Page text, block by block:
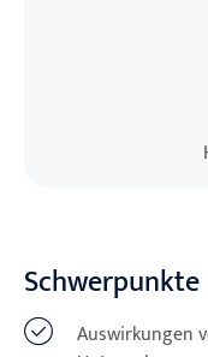
Schwerpunkte
Auswirkungen